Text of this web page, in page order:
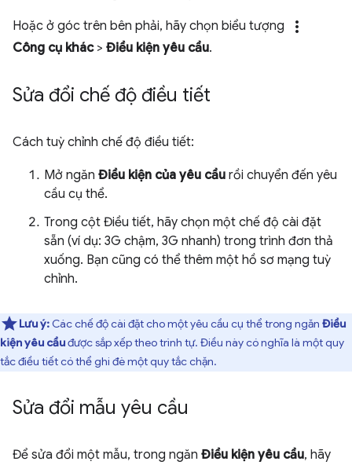
Hoặc ở góc trên bên phải, hãy chọn biểu tượng more_vert
Công cụ khác> Điều kiện yêu cầu.
Sửa đổi chế độ điều tiết
Cách tuỳ chỉnh chế độ điều tiết:
Mở ngăn Điều kiện của yêu cầu rồi chuyển đến yêu
cầu cụ thể.
Trong cột Điều tiết, hãy chọn một chế độ cài đặt
sẵn (ví dụ: 3G chậm, 3G nhanh) trong trình đơn thả
xuống. Bạn cũng có thể thêm một hồ sơ mạng tuỳ
chỉnh.
Lưu ý: Các chế độ cài đặt cho một yêu cầu cụ thể trong ngăn Điều
kiện yêu cầuđược sắp xếp theo trình tự. Điều này có nghĩa là một quy
tắc điều tiết có thể ghi đè một quy tắc chặn.
Sửa đổi mẫu yêu cầu
Để sửa đổi một mẫu, trong ngăn Điều kiện yêu cầu, hãy